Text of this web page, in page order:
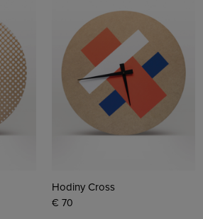
Hodiny Cross
€ 70